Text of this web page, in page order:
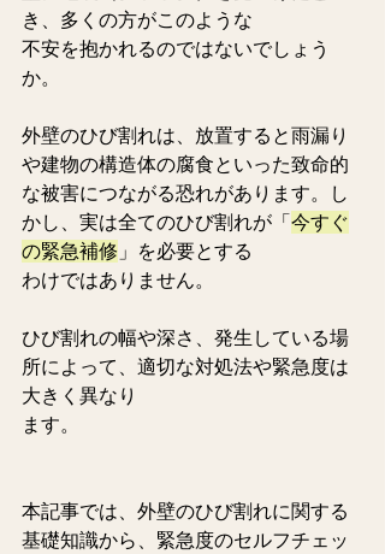
き、多くの方がこのような
不安を抱かれるのではないでしょう
か。
外壁のひび割れは、放置すると雨漏り
や建物の構造体の腐食といった致命的
な被害につながる恐れがあります。し
かし、実は全てのひび割れが「 今すぐ
の緊急補修 」を必要とする
わけではありません。
ひび割れの幅や深さ、発生している場
所によって、適切な対処法や緊急度は
大きく異なり
ます。
本記事では、外壁のひび割れに関する
基礎知識から、緊急度のセルフチェッ